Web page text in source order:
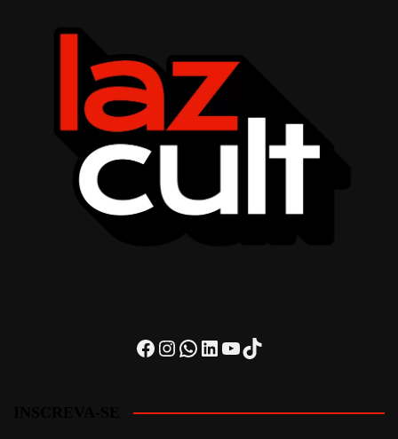
Facebook
Instagram
WhatsApp
LinkedIn
Youtube
TikTok